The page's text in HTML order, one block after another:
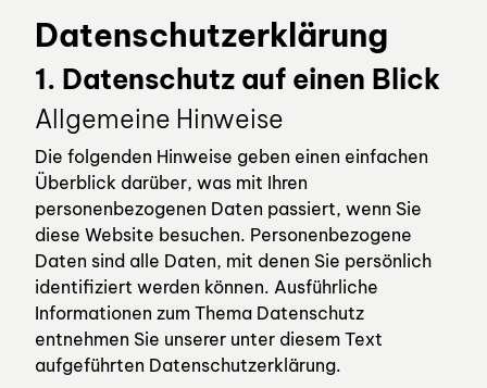
Datenschutzerklärung
1. Datenschutz auf einen Blick
Allgemeine Hinweise
Die folgenden Hinweise geben einen einfachen
Überblick darüber, was mit Ihren
personenbezogenen Daten passiert, wenn Sie
diese Website besuchen. Personenbezogene
Daten sind alle Daten, mit denen Sie persönlich
identifiziert werden können. Ausführliche
Informationen zum Thema Datenschutz
entnehmen Sie unserer unter diesem Text
aufgeführten Datenschutzerklärung.